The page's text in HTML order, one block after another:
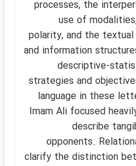
processes, the
use of
polarity, and the
and information
descriptive-
strategies and
language in these
Imam Ali focused
describe
opponents.
clarify the distinction